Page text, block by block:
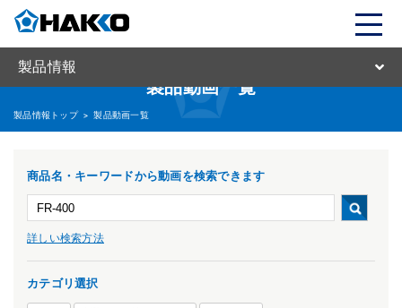
製品情報
製品動画一覧
製品情報トップ > 製品動画一覧
商品名・キーワードから動画を検索できます
詳しい検索方法
カテゴリ選択